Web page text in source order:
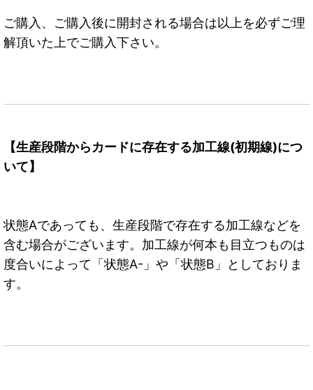
ご購入、ご購入後に開封される場合は以上を必ずご理
解頂いた上でご購入下さい。
【生産段階からカードに存在する加工線(初期線)につ
いて】
状態Aであっても、生産段階で存在する加工線などを
含む場合がございます。加工線が何本も目立つものは
度合いによって「状態A-」や「状態B」としておりま
す。